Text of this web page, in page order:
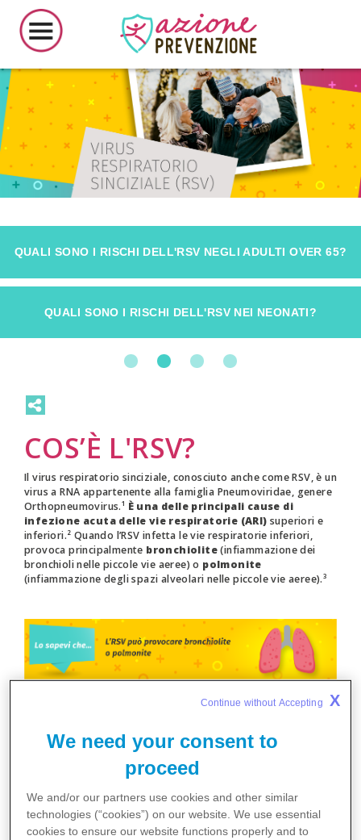
QUALI SONO I RISCHI DELL'RSV NEGLI ADULTI OVER 65?
QUALI SONO I RISCHI DELL'RSV NEI NEONATI?
COS’È L'RSV?
Il virus respiratorio sinciziale, conosciuto anche come RSV, è un
virus a RNA appartenente alla famiglia Pneumoviridae, genere
Orthopneumovirus.¹ È una delle principali cause di
infezione acuta delle vie respiratorie (ARI) superiori e
inferiori.² Quando l’RSV infetta le vie respiratorie inferiori,
provoca principalmente bronchiolite(infiammazione dei
bronchioli nelle piccole vie aeree) o polmonite
(infiammazione degli spazi alveolari nelle piccole vie aeree).³
Si tratta di un virus respiratorio molto diffuso che
comportare conseguenze gravi e ricovero ospedaliero
in alcune categorie di persone, come gli
di età inferiore ai sei mesi.⁴
We need your consent to
proceed
We and/or our partners use cookies and other similar
technologies (“cookies”) on our website. We useessential
cookies to ensure our website functions properly and to
Continue without Accepting X